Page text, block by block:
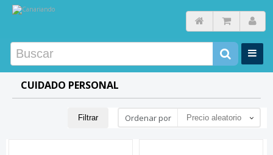
CUIDADO PERSONAL
Filtrar Ordenar por Precio aleatorio